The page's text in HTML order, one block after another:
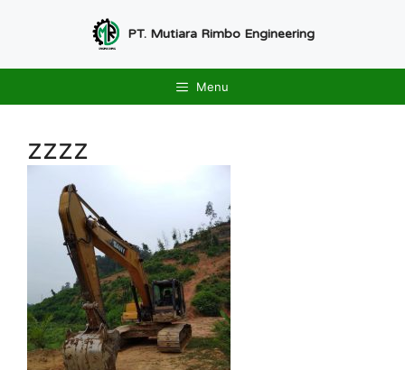
PT. Mutiara Rimbo Engineering
Menu
zzzz